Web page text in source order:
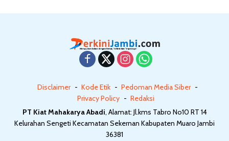
Disclaimer Kode Etik
Pedoman Media Siber
Privacy Policy
Redaksi
PT Kiat Mahakarya Abadi, Alamat: Jl.kms Tabro No10 RT 14
Kelurahan Sengeti Kecamatan Sekernan Kabupaten Muaro Jambi
36381